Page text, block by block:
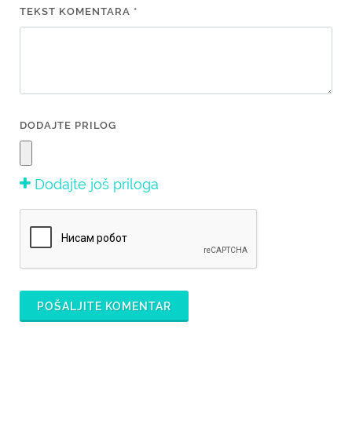
TEKST KOMENTARA *
DODAJTE PRILOG
Dodajte još priloga
POŠALJITE KOMENTAR